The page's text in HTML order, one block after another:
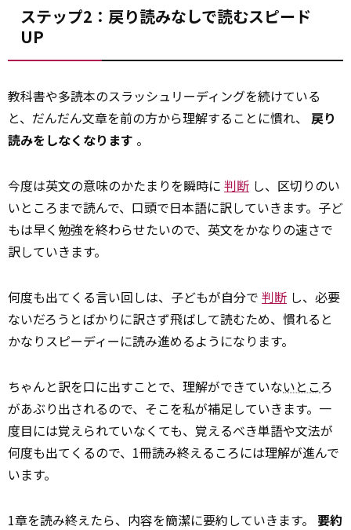
ステップ2：戻り読みなしで読むスピード
UP
教科書や多読本のスラッシュリーディングを続けている
と、だんだん文章を前の方から理解することに慣れ、 戻り
読みをしなくなります 。
今度は英文の意味のかたまりを瞬時に 判断 し、区切りのい
いところまで読んで、口頭で日本語に訳していきます。子ど
もは早く勉強を終わらせたいので、英文をかなりの速さで
訳していきます。
何度も出てくる言い回しは、子どもが自分で 判断 し、必要
ないだろうとばかりに訳さず飛ばして読むため、慣れると
かなりスピーディーに読み進めるようになります。
ちゃんと訳を口に出すことで、理解ができていないところ
があぶり出されるので、そこを私が補足していきます。一
度目には覚えられていなくても、覚えるべき単語や文法が
何度も出てくるので、1冊読み終えるころには理解が進んで
います。
1章を読み終えたら、内容を簡潔に要約していきます。 要約